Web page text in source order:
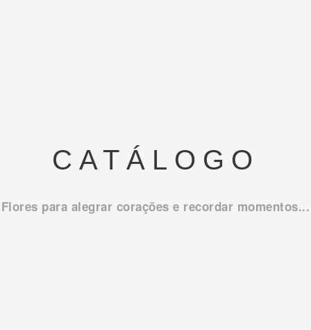
CATÁLOGO
Flores para alegrar corações e recordar momentos...